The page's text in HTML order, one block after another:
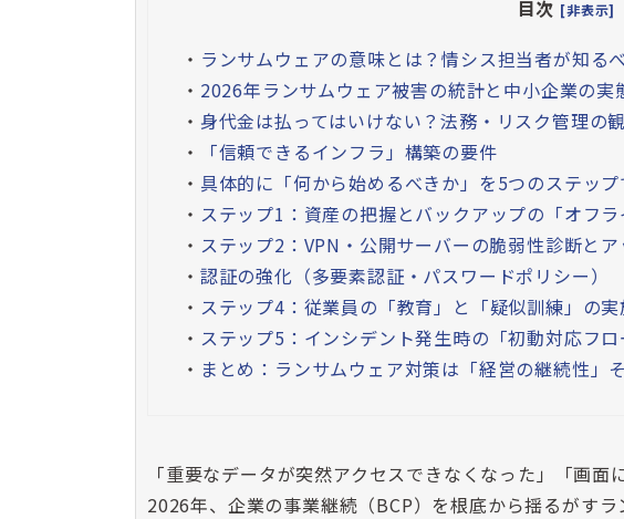
目次 [非表示]
・ ランサムウェアの意味とは？情シス担当者が知る
・ 2026年ランサムウェア被害の統計と中小企業の実
・ 身代金は払ってはいけない？法務・リスク管理の
・
「信頼できるインフラ」構築の要件
・ 具体的に「何から始めるべきか」を5つのステッ
・ ステップ1：資産の把握とバックアップの「オフラ
・ ステップ2：VPN・公開サーバーの脆弱性診断とア
・ 認証の強化（多要素認証・パスワードポリシー）
・ ステップ4：従業員の「教育」と「疑似訓練」の実
・ ステップ5：インシデント発生時の「初動対応フ
・ まとめ：ランサムウェア対策は「経営の継続性」
「重要なデータが突然アクセスできなくなった」「画
2026年、企業の事業継続（BCP）を根底から揺るがす